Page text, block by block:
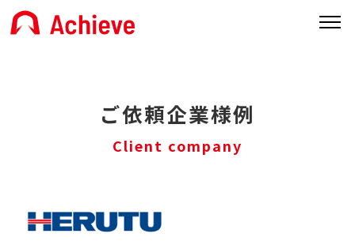
ご依頼企業様例
Client company